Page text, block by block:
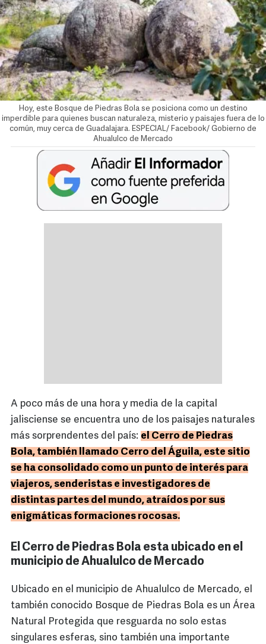
Hoy, este Bosque de Piedras Bola se posiciona como un destino
imperdible para quienes buscan naturaleza, misterio y paisajes fuera de lo
común, muy cerca de Guadalajara. ESPECIAL/ Facebook/ Gobierno de
Ahualulco de Mercado
A poco más de una hora y media de la capital
jalisciense se encuentra uno de los paisajes naturales
más sorprendentes del país: el Cerro de Piedras
Bola, también llamado Cerro del Águila, este sitio
se ha consolidado como un punto de interés para
viajeros, senderistas e investigadores de
distintas partes del mundo, atraídos por sus
enigmáticas formaciones rocosas.
El Cerro de Piedras Bola esta ubicado en el
municipio de Ahualulco de Mercado
Ubicado en el municipio de Ahualulco de Mercado, el
también conocido Bosque de Piedras Bola es un Área
Natural Protegida que resguarda no solo estas
singulares esferas, sino también una importante